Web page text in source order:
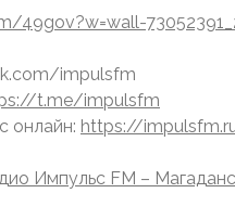
49gov?w=wall-
impulsfm
t.me/impulsfm
онлайн: https://
Импульс FM –